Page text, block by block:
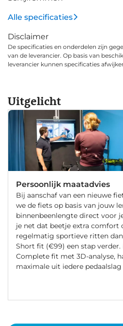
meer.
Alle specificaties
Disclaimer
De specificaties en onderdelen zijn
van de leverancier. Op basis van
leverancier kunnen specificaties
Uitgelicht
Persoonlijk maatadvies
Bij aanschaf van een nieuwe
we de fiets op basis van jouw
binnenbeenlengte direct voor
je net dat beetje extra comfort
regelmatig sportieve ritten
Short fit (€99) een stap verder.
Complete fit met 3D-analyse,
maximale uit iedere pedaalslag